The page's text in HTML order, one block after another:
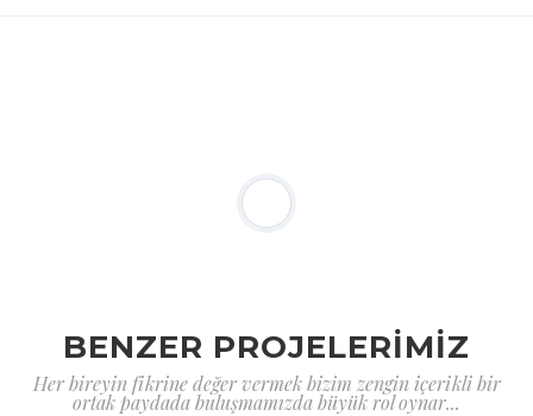
BENZER PROJELERİMİZ
Her bireyin fikrine değer vermek bizim zengin içerikli bir
ortak paydada buluşmamızda büyük rol oynar...